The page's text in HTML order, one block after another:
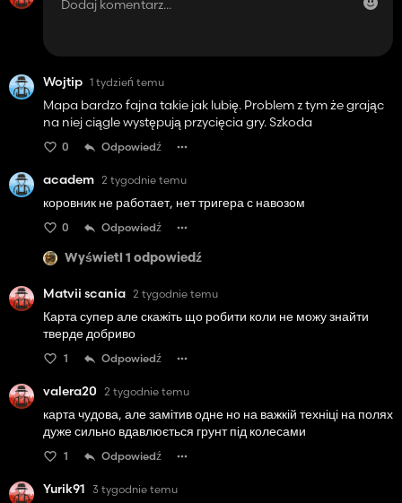
Wojtip 1 tydzień temu
Mapa bardzo fajna takie jak lubię. Problem z tym że grając
na niej ciągle występują przycięcia gry. Szkoda
0 Odpowiedź
academ 2 tygodnie temu
коровник не работает, нет тригера с навозом
0 Odpowiedź
Wyświetl 1 odpowiedź
Matvii scania 2 tygodnie temu
Карта супер але скажіть що робити коли не можу знайти
тверде добриво
1 Odpowiedź
valera20 2 tygodnie temu
карта чудова, але замітив одне но на важкій техніці на полях
дуже сильно вдавлюється грунт під колесами
1 Odpowiedź
Yurik91 3 tygodnie temu